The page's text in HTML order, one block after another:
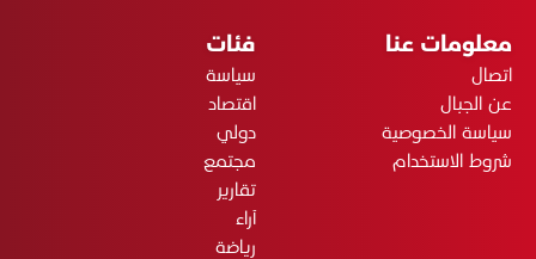
معلومات عنا
اتصال
عن الجبال
سياسة الخصوصية
شروط الاستخدام
فئات
سياسة
اقتصاد
دولي
مجتمع
تقارير
آراء
رياضة